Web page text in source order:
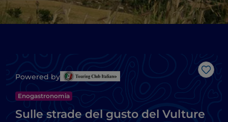
Like
Powered by
Enogastronomia
Sulle strade del gusto del Vulture